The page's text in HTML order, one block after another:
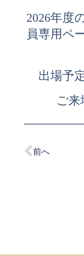
2026年度
員専用ペ
出場予
ご来
前へ